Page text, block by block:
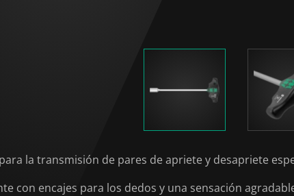
la transmisión de pares de apriete y desapriete
con encajes para los dedos y una sensación